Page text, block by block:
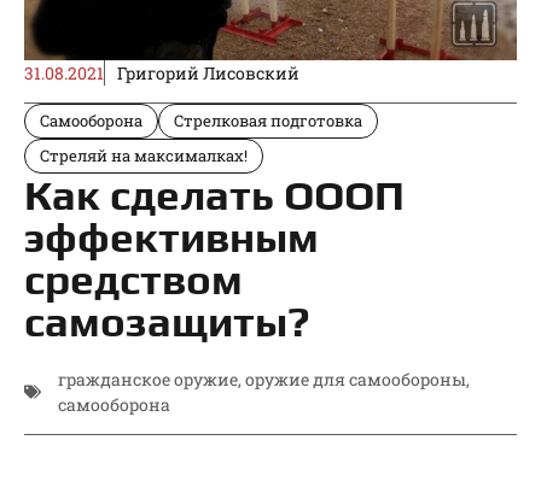
31.08.2021 Григорий Лисовский
Самооборона
Стрелковая подготовка
Стреляй на максималках!
Как сделать ОООП
эффективным
средством
самозащиты?
гражданское оружие, оружие для самообороны,
самооборона